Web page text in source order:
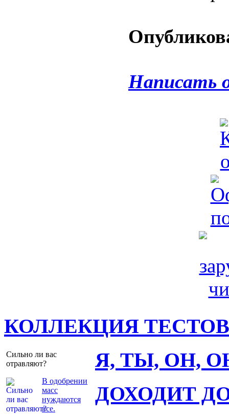
Написать
КОЛЛЕКЦИЯ ТЕСТОВ
Сильно ли вас
отравляют?
В одобрении
масс
нуждаются
все.
Я, ТЫ, ОН,
ДОХОДИТ